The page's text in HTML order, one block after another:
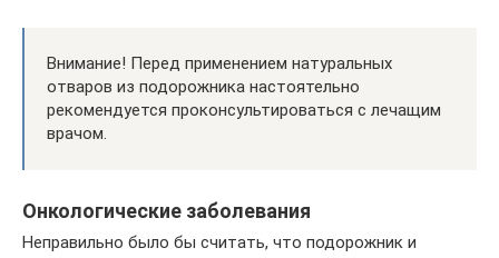
Внимание! Перед применением натуральных
отваров из подорожника настоятельно
рекомендуется проконсультироваться с лечащим
врачом.
Онкологические заболевания
Неправильно было бы считать, что подорожник и